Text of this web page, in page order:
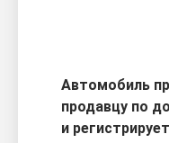
Автомобиль
продавцу по
и